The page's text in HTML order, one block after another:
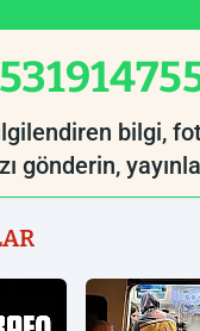
bilgi,
gönderin,